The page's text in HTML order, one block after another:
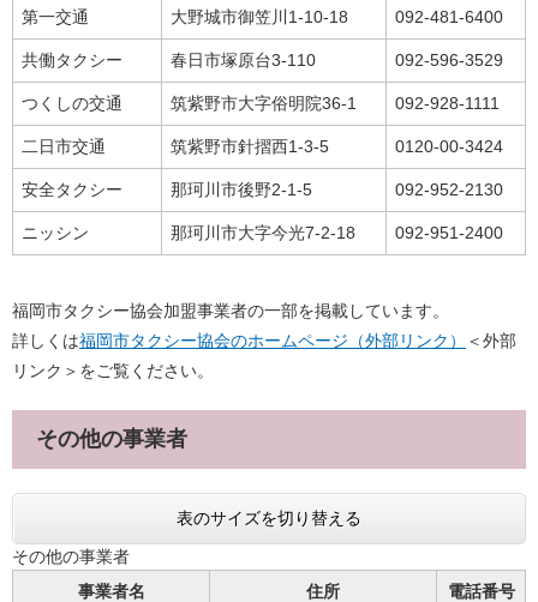
第一交通 大野城市御笠川1-10-18 092-481-6400
共働タクシー 春日市塚原台3-110 092-596-3529
つくしの交通 筑紫野市大字俗明院36-1 092-928-1111
二日市交通 筑紫野市針摺西1-3-5 0120-00-3424
安全タクシー 那珂川市後野2-1-5 092-952-2130
ニッシン 那珂川市大字今光7-2-18 092-951-2400
福岡市タクシー協会加盟事業者の一部を掲載しています。
詳しくは福岡市タクシー協会のホームページ（外部リンク）
＜外部
リンク＞ をご覧ください。
その他の事業者
表のサイズを切り替える
その他の事業者
事業者名
住所 電話番号